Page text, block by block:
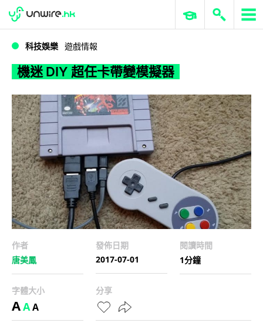
機迷 DIY 超任卡帶變模擬器
WWDC 2026 ERP 與商業 AI
科技娛樂 遊戲情報
機迷 DIY 超任卡帶變模擬器
作者
唐美鳳
發佈日期
2017-07-01
閱讀時間
1分鐘
字體大小
AAA
分享